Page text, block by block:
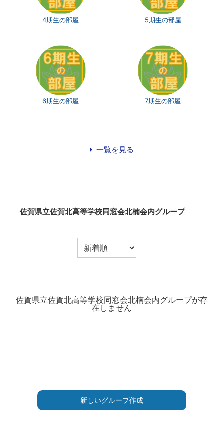
4期生の部屋 5期生の部屋
6期生の部屋 7期生の部屋
一覧を見る
佐賀県立佐賀北高等学校同窓会北楠会内グループ
佐賀県立佐賀北高等学校同窓会北楠会内グループが存
在しません
新しいグループ作成